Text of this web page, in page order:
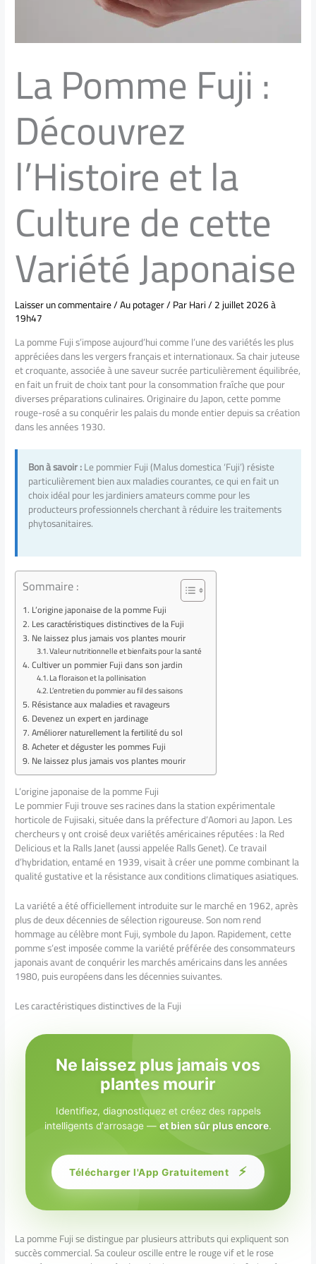
La Pomme Fuji :
Découvrez
l’Histoire et la
Culture de cette
Variété Japonaise
Laisser un commentaire/Au potager/ ParHari/2 juillet 2026 à
19h47
La pomme Fuji s’impose aujourd’hui comme l’une des variétés les plus
appréciées dans les vergers français et internationaux. Sa chair juteuse
et croquante, associée à une saveur sucrée particulièrement équilibrée,
en fait un fruit de choix tant pour la consommation fraîche que pour
diverses préparations culinaires. Originaire du Japon, cette pomme
rouge-rosé a su conquérir les palais du monde entier depuis sa création
dans les années 1930.
Bon à savoir :Le pommier Fuji (Malus domestica ‘Fuji’) résiste
particulièrement bien aux maladies courantes, ce qui en fait un
choix idéal pour les jardiniers amateurs comme pour les
producteurs professionnels cherchant à réduire les traitements
phytosanitaires.
Sommaire :
L’origine japonaise de la pomme Fuji
Les caractéristiques distinctives de la Fuji
Ne laissez plus jamais vos plantes mourir
Valeur nutritionnelle et bienfaits pour la santé
Cultiver un pommier Fuji dans son jardin
La floraison et la pollinisation
L’entretien du pommier au fil des saisons
Résistance aux maladies et ravageurs
Devenez un expert en jardinage
Améliorer naturellement la fertilité du sol
Acheter et déguster les pommes Fuji
Ne laissez plus jamais vos plantes mourir
L’origine japonaise de la pomme Fuji
Le pommier Fuji trouve ses racines dans la station expérimentale
horticole de Fujisaki, située dans la préfecture d’Aomori au Japon. Les
chercheurs y ont croisé deux variétés américaines réputées : la Red
Delicious et la Ralls Janet (aussi appelée Ralls Genet). Ce travail
d’hybridation, entamé en 1939, visait à créer une pomme combinant la
qualité gustative et la résistance aux conditions climatiques asiatiques.
La variété a été officiellement introduite sur le marché en 1962, après
plus de deux décennies de sélection rigoureuse. Son nom rend
hommage au célèbre mont Fuji, symbole du Japon. Rapidement, cette
pomme s’est imposée comme la variété préférée des consommateurs
japonais avant de conquérir les marchés américains dans les années
1980, puis européens dans les décennies suivantes.
Les caractéristiques distinctives de la Fuji
Ne laissez plus jamais vos
plantes mourir
Identifiez, diagnostiquez et créez des rappels
intelligents d'arrosage — et bien sûr plus encore.
Télécharger l'App Gratuitement ⚡
La pomme Fuji se distingue par plusieurs attributs qui expliquent son
succès commercial. Sa couleur oscille entre le rouge vif et le rose